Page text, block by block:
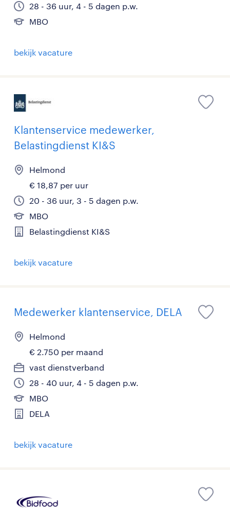
28 - 36 uur, 4 - 5 dagen p.w.
MBO
bekijk vacature
Klantenservice medewerker,
Belastingdienst KI&S
Helmond
€ 18,87 per uur
20 - 36 uur, 3 - 5 dagen p.w.
MBO
Belastingdienst KI&S
bekijk vacature
Medewerker klantenservice, DELA
Helmond
€ 2.750 per maand
vast dienstverband
28 - 40 uur, 4 - 5 dagen p.w.
MBO
DELA
bekijk vacature